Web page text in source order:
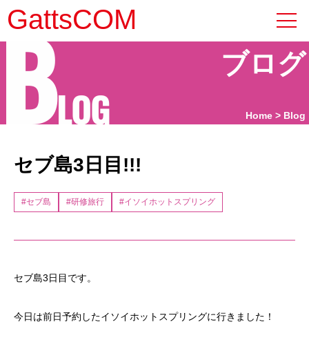
GattsCOM
ブログ
BLOG Home Blog
セブ島3日目!!!
#セブ島 #研修旅行 #イソイホットスプリング
セブ島3日目です。
今日は前日予約したイソイホットスプリングに行きました！